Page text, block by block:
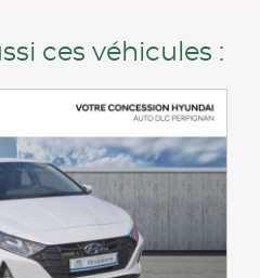
ces véhicules :